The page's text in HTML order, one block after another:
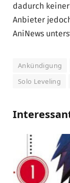
dadurch
Anbieter
AniNews
Ankündigung
Solo Leveling